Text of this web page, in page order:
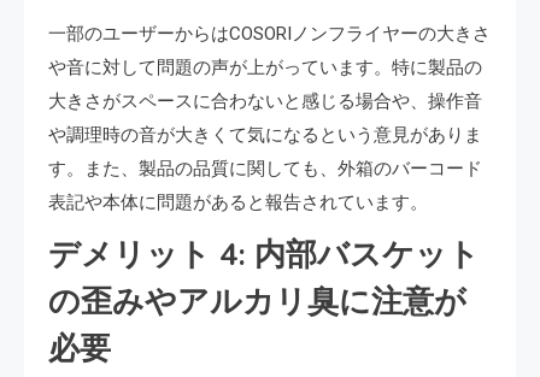
一部のユーザーからはCOSORIノンフライヤーの大きさ
や音に対して問題の声が上がっています。特に製品の
大きさがスペースに合わないと感じる場合や、操作音
や調理時の音が大きくて気になるという意見がありま
す。また、製品の品質に関しても、外箱のバーコード
表記や本体に問題があると報告されています。
デメリット 4: 内部バスケット
の歪みやアルカリ臭に注意が
必要